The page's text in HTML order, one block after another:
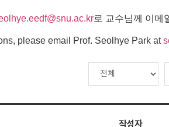
로 교수님께 이메
please email Prof. Seolhye Park at
작성자